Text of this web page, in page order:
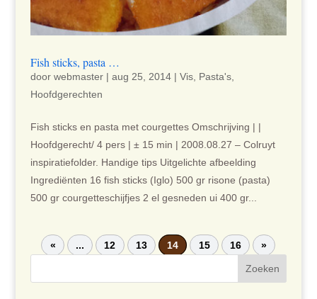
Fish sticks, pasta …
door webmaster| aug 25, 2014| Vis, Pasta's,
Hoofdgerechten
Fish sticks en pasta met courgettes Omschrijving | |
Hoofdgerecht/ 4 pers | ± 15 min | 2008.08.27 – Colruyt
inspiratiefolder. Handige tips Uitgelichte afbeelding
Ingrediënten 16 fish sticks (Iglo) 500 gr risone (pasta)
500 gr courgetteschijfjes 2 el gesneden ui 400 gr...
« ... 12 13 14 15 16 »